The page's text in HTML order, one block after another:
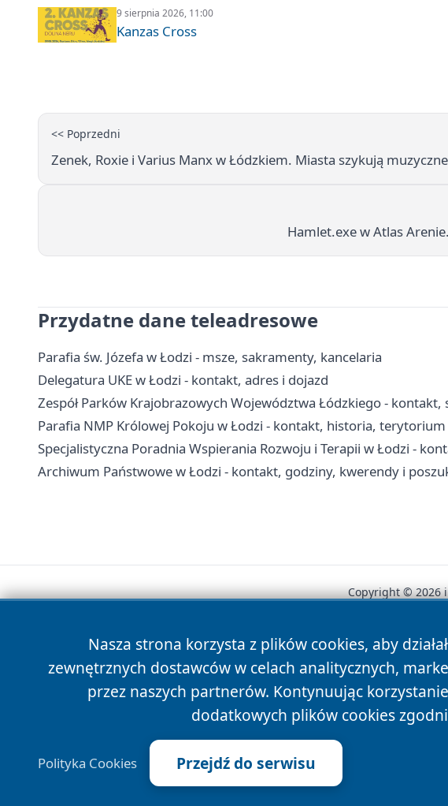
9 sierpnia 2026, 11:00
Kanzas Cross
<< Poprzedni
Zenek, Roxie i Varius Manx w Łódzkiem. Miasta szykują
Hamlet.exe w Atlas
Przydatne dane teleadresowe
Parafia św. Józefa w Łodzi - msze, sakramenty, kancelaria
Delegatura UKE w Łodzi - kontakt, adres i dojazd
Zespół Parków Krajobrazowych Województwa Łódzkiego -
Parafia NMP Królowej Pokoju w Łodzi - kontakt, historia, terytorium
Specjalistyczna Poradnia Wspierania Rozwoju i Terapii w Łodzi -
Archiwum Państwowe w Łodzi - kontakt, godziny, kwerendy i
Nasza strona korzysta z plików cookies, aby
zewnętrznych dostawców w celach analitycznych,
przez naszych partnerów. Kontynuując
dodatkowych plików cookies
Polityka Cookies Przejdź do serwisu
Copyright © 2026
News Autorzy